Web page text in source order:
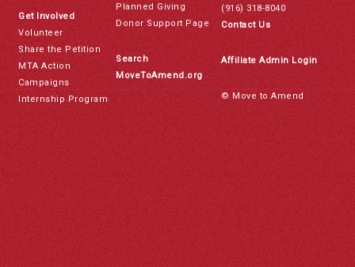
Get Involved
Volunteer
Share the Petition
MTA Action
Campaigns
Internship Program
Planned Giving
Donor Support Page
Search
MoveToAmend.org
(916) 318-8040
Contact Us
Affiliate Admin Login
© Move to Amend